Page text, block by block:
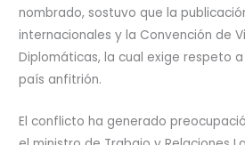
nombrado, sostuvo que la
internacionales y la Convención de
Diplomáticas, la cual exige respeto
país anfitrión.
El conflicto ha generado